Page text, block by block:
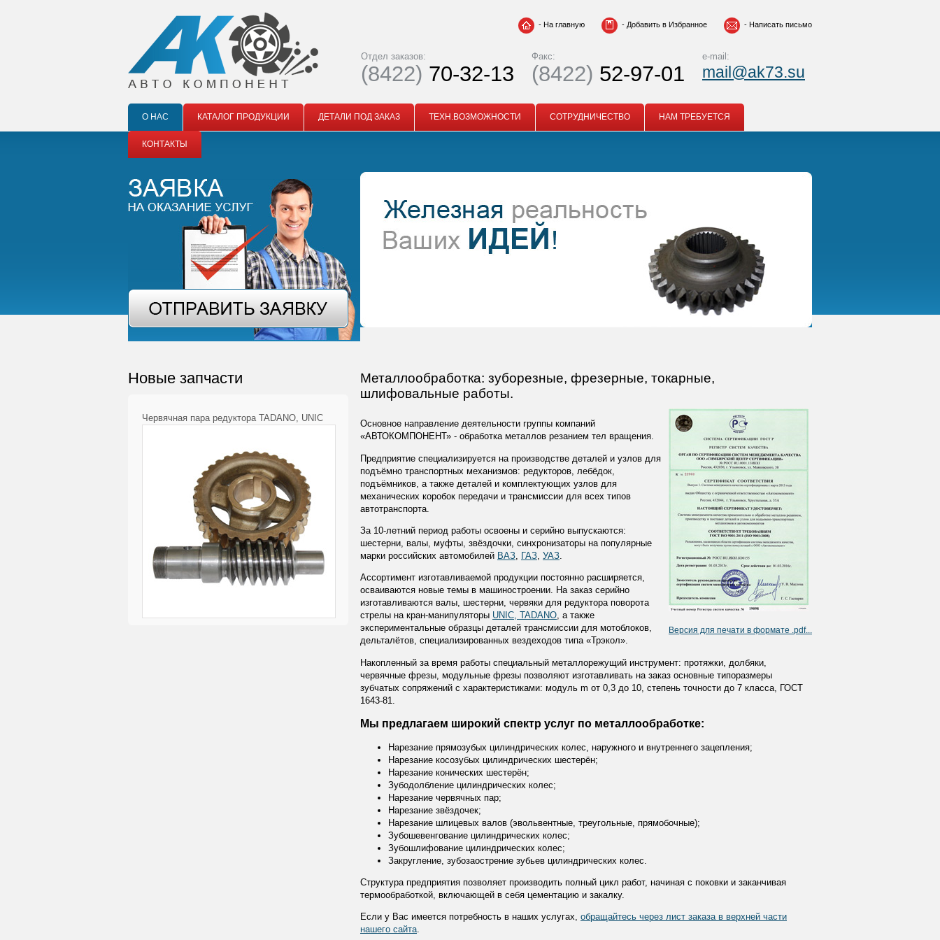
- На главную - Добавить в Избранное - Написать письмо
Отдел заказов:
(8422) 70-32-13
Факс:
(8422) 52-97-01
e-mail:
mail@ak73.su
О НАС КАТАЛОГ ПРОДУКЦИИ ДЕТАЛИ ПОД ЗАКАЗ ТЕХН.ВОЗМОЖНОСТИ СОТРУДНИЧЕСТВО НАМ ТРЕБУЕТСЯ
КОНТАКТЫ
Новые запчасти
Червячная пара редуктора TADANO, UNIC
Металлообработка: зуборезные, фрезерные, токарные,
шлифовальные работы.
Версия для печати в формате .pdf...
Основное направление деятельности группы компаний
«АВТОКОМПОНЕНТ» - обработка металлов резанием тел вращения.
Предприятие специализируется на производстве деталей и узлов для
подъёмно транспортных механизмов: редукторов, лебёдок,
подъёмников, а также деталей и комплектующих узлов для
механических коробок передачи и трансмиссии для всех типов
автотранспорта.
За 10-летний период работы освоены и серийно выпускаются:
шестерни, валы, муфты, звёздочки, синхронизаторы на популярные
марки российских автомобилей ВАЗ ГАЗ УАЗ
Ассортимент изготавливаемой продукции постоянно расширяется,
осваиваются новые темы в машиностроении. На заказ серийно
изготавливаются валы, шестерни, червяки для редуктора поворота
стрелы на кран-манипуляторы UNIC, TADANO, а также
экспериментальные образцы деталей трансмиссии для мотоблоков,
дельталётов, специализированных вездеходов типа «Трэкол».
Накопленный за время работы специальный металлорежущий инструмент: протяжки, долбяки,
червячные фрезы, модульные фрезы позволяют изготавливать на заказ основные типоразмеры
зубчатых сопряжений с характеристиками: модуль m от 0,3 до 10, степень точности до 7 класса, ГОСТ
1643-81.
Мы предлагаем широкий спектр услуг по металлообработке:
Нарезание прямозубых цилиндрических колес, наружного и внутреннего зацепления;
Нарезание косозубых цилиндрических шестерён;
Нарезание конических шестерён;
Зубодолбление цилиндрических колес;
Нарезание червячных пар;
Нарезание звёздочек;
Нарезание шлицевых валов (эвольвентные, треугольные, прямобочные);
Зубошевенгование цилиндрических колес;
Зубошлифование цилиндрических колес;
Закругление, зубозаострение зубьев цилиндрических колес.
Структура предприятия позволяет производить полный цикл работ, начиная с поковки и заканчивая
термообработкой, включающей в себя цементацию и закалку.
Если у Вас имеется потребность в наших услугах, обращайтесь через лист заказа в верхней части
нашего сайта.